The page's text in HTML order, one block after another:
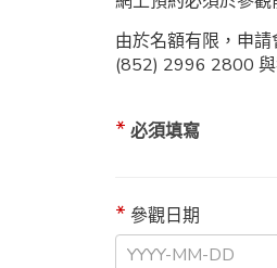
由於名額有限，申
(852) 2996 2800 與
必須填寫
參觀日期